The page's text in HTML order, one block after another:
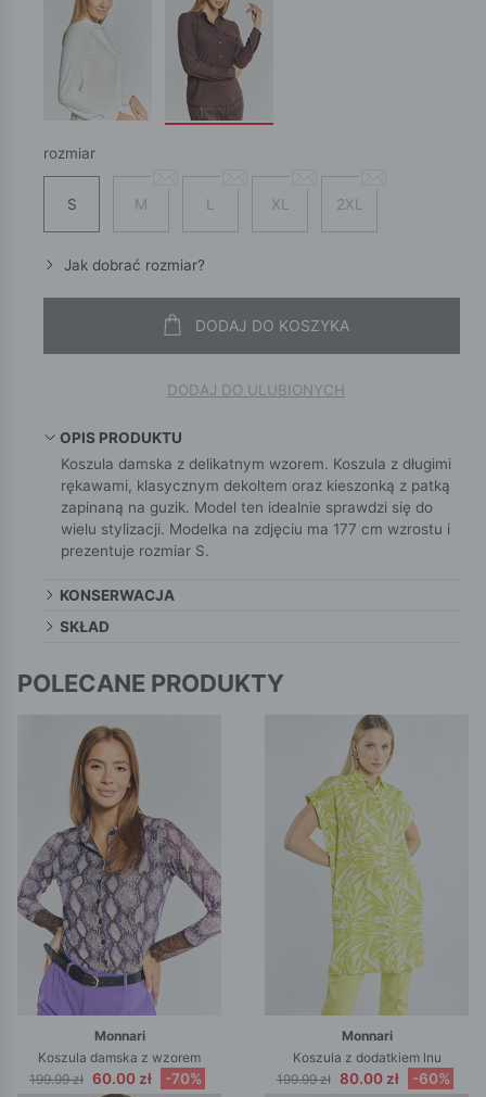
rozmiar
S M L XL 2XL
Jak dobrać rozmiar?
DODAJ DO KOSZYKA
DODAJ DO ULUBIONYCH
OPIS PRODUKTU
Koszula damska z delikatnym wzorem. Koszula z długimi
rękawami, klasycznym dekoltem oraz kieszonką z patką
zapinaną na guzik. Model ten idealnie sprawdzi się do
wielu stylizacji. Modelka na zdjęciu ma 177 cm wzrostu i
prezentuje rozmiar S.
KONSERWACJA
SKŁAD
POLECANE PRODUKTY
Monnari
Koszula damska z wzorem
199.99 zł 60.00 zł -70%
Monnari
Koszula z dodatkiem lnu
199.99 zł 80.00 zł -60%